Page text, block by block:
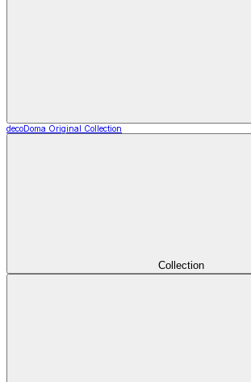
decoDoma Original Collection
Collection